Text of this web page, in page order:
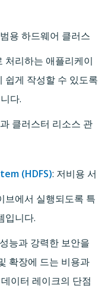
용 하드웨어 클러스
처리하는 애플리케이
쉽게 작성할 수 있도록
다.
클러스터 리소스 관
(HDFS): 저비용 서
브에서 실행되도록 특
입니다.
능과 강력한 보안을
확장에 드는 비용과
이터 레이크의 단점